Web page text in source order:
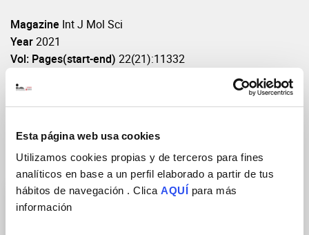
Esta página web usa cookies
Utilizamos cookies propias y de terceros para fines
analíticos en base a un perfil elaborado a partir de tus
hábitos de navegación . Clica AQUÍ para más
información
Magazine Int J Mol Sci
Year2021
Vol: Pages(start-end) 22(21):11332
Research Groups